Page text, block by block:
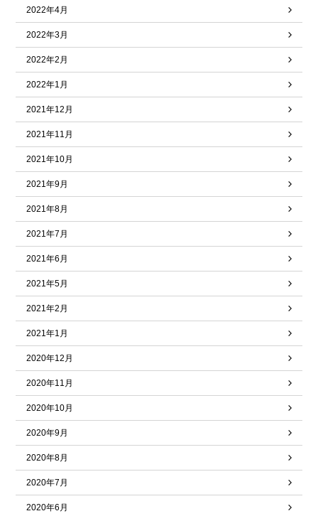
2022年4月
2022年3月
2022年2月
2022年1月
2021年12月
2021年11月
2021年10月
2021年9月
2021年8月
2021年7月
2021年6月
2021年5月
2021年2月
2021年1月
2020年12月
2020年11月
2020年10月
2020年9月
2020年8月
2020年7月
2020年6月